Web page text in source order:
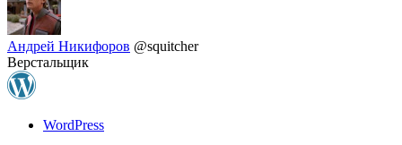
Андрей Никифоров @squitcher
Верстальщик
WordPress